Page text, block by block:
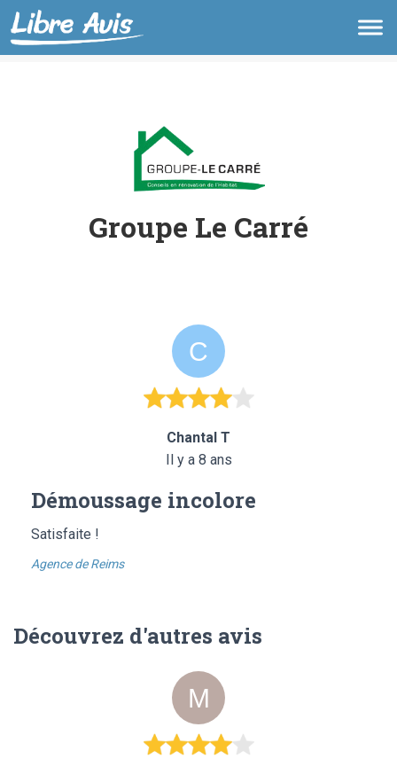
Groupe Le Carré
Chantal T
Il y a 8 ans
Démoussage incolore
Satisfaite !
Agence de Reims
Découvrez d'autres avis